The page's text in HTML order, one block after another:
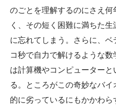
のごとを理解するのにさえ
く、その短く困難に満ちた
に忘れてしまう。さらに、
コ秒で自力で解けるような
は計算機やコンピューター
る。ところがこの奇妙なバ
的に劣っているにもかかわ